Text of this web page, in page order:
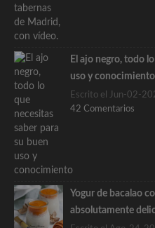
El ajo negro, todo
uso y conocimiento
Escrito el Jun-02-
42 Comentarios
Yogur de bacalao
absolutamente